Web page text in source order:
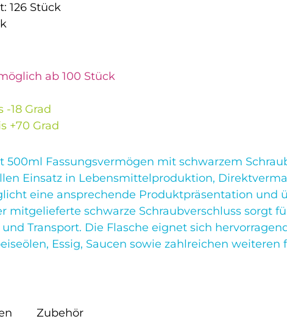
126 Stück
ab 100 Stück
18 Grad
+70 Grad
500ml Fassungsvermögen mit schwarzem
Einsatz in Lebensmittelproduktion,
eine ansprechende Produktpräsentation
mitgelieferte schwarze Schraubverschluss sorgt
Transport. Die Flasche eignet sich
Essig, Saucen sowie zahlreichen
Zubehör